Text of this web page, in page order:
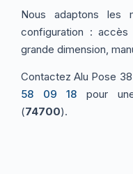
Nous adaptons les
configuration : accès
grande dimension,
Contactez Alu Pose
58 09 18 pour
(74700).